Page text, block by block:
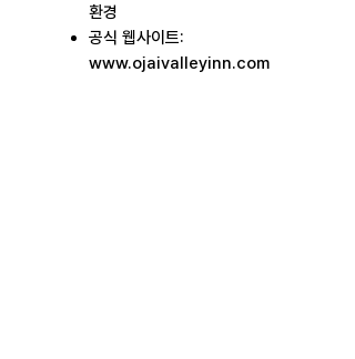
환경
공식 웹사이트:
www.ojaivalleyinn.com